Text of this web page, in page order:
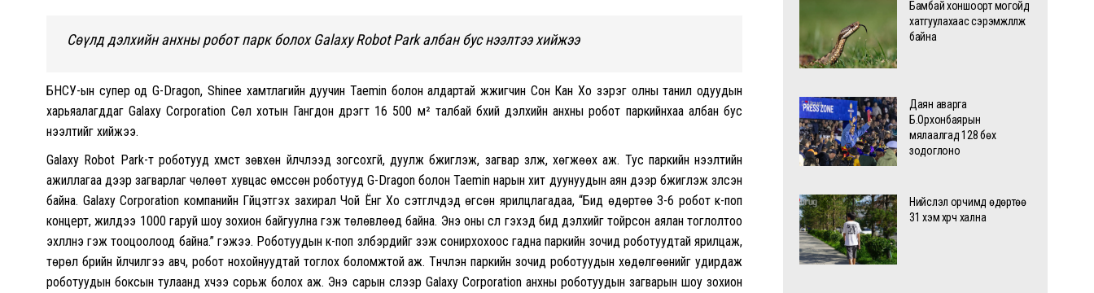
Сөүлд дэлхийн анхны робот парк болох Galaxy Robot Park албан бус нээлтээ хийжээ
БНСУ-ын супер од G-Dragon, Shinee хамтлагийн дуучин Taemin болон алдартай жүжигчин Сон Кан Хо зэрэг олны танил одуудын
харьяалагддаг Galaxy Corporation Сөүл хотын Гангдон дүүрэгт 16 500 м² талбай бүхий дэлхийн анхны робот паркийнхаа албан бус
нээлтийг хийжээ.
Galaxy Robot Park-т роботууд хүмүүст зөвхөн үйлчлээд зогсохгүй, дуулж бүжиглэж, загвар үзүүлж, хөгжөөх аж. Тус паркийн нээлтийн
ажиллагаа дээр загварлаг чөлөөт хувцас өмссөн роботууд G-Dragon болон Taemin нарын хит дуунуудын аян дээр бүжиглэж үзүүлсэн
байна. Galaxy Corporation компанийн Гүйцэтгэх захирал Чой Ёнг Хо сэтгүүлчдэд өгсөн ярилцлагадаа, “Бид өдөртөө 3-6 робот к-поп
концерт, жилдээ 1000 гаруй шоу зохион байгуулна гэж төлөвлөөд байна. Энэ оны сүүл гэхэд бид дэлхийг тойрсон аялан тоглолтоо
эхлүүлнэ гэж тооцоолоод байна.” гэжээ. Роботуудын к-поп үзүүлбэрүүдийг үзэж сонирхохоос гадна паркийн зочид роботуудтай ярилцаж,
төрөл бүрийн үйлчилгээ авч, робот нохойнуудтай тоглох боломжтой аж. Түүнчлэн паркийн зочид роботуудын хөдөлгөөнийг удирдаж
роботуудын боксын тулаанд хүчээ сорьж болох аж. Энэ сарын сүүлээр Galaxy Corporation анхны роботуудын загварын шоу зохион
Бамбай хоншоорт могойд
хатгуулахаас сэрэмжлүүлж
байна
Даян аварга
Б.Орхонбаярын
мялаалгад 128 бөх
зодоглоно
Нийслэл орчимд өдөртөө
31 хэм хүрч хална